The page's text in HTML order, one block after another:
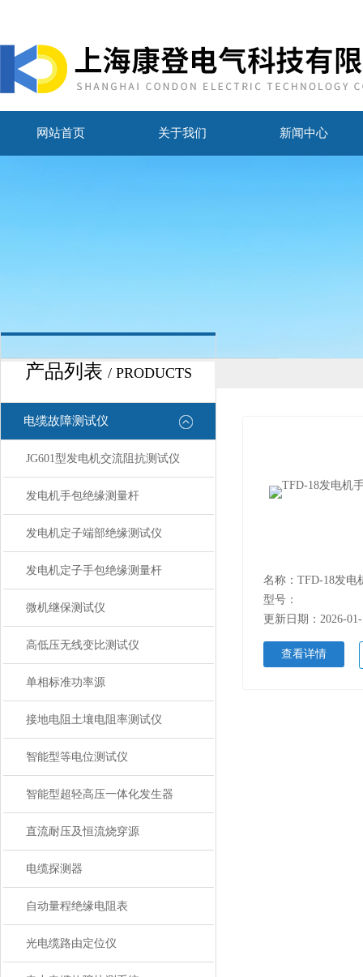
网站首页 关于我们 新闻中心
产品列表 / PRODUCTS
电缆故障测试仪
JG601型发电机交流阻抗测试仪
发电机手包绝缘测量杆
发电机定子端部绝缘测试仪
发电机定子手包绝缘测量杆
微机继保测试仪
高低压无线变比测试仪
单相标准功率源
接地电阻土壤电阻率测试仪
智能型等电位测试仪
智能型超轻高压一体化发生器
直流耐压及恒流烧穿源
电缆探测器
自动量程绝缘电阻表
光电缆路由定位仪
型号：
更新日期：2026-
查看详情